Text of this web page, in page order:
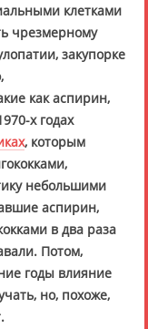
клетками
чрезмерному
закупорке
как аспирин,
х годах
, которым
небольшими
аспирин,
в два раза
Потом,
годы влияние
но, похоже,